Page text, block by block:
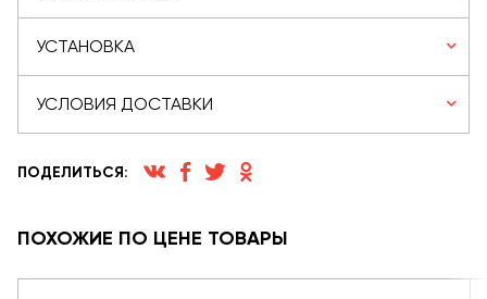
УСТАНОВКА
УСЛОВИЯ ДОСТАВКИ
ПОДЕЛИТЬСЯ:
ПОХОЖИЕ ПО ЦЕНЕ ТОВАРЫ